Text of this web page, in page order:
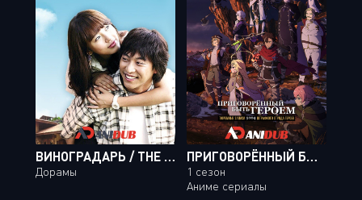
ВИНОГРАДАРЬ / THE VINEYARD MAN [16 ИЗ 16]
Дорамы
ПРИГОВОРЁННЫЙ БЫТЬ ГЕРОЕМ: ТЮРЕМНЫЕ ЗАПИСИ ДЕВЯТЬ ТЫСЯЧ ЧЕТВЁРТОГО ШТРАФНОГО ОТРЯДА ГЕРОЕВ
1 сезон
Аниме сериалы